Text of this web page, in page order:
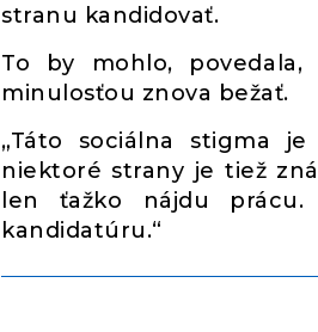
stranu kandidovať.
To by mohlo,
minulosťou znova bežať.
„Táto sociálna stigma
niektoré strany je tiež
len ťažko nájdu
kandidatúru.“